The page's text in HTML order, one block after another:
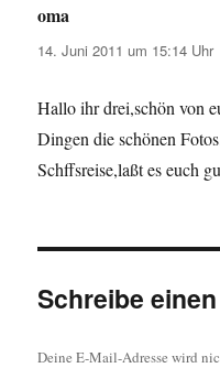
oma
14. Juni 2011 um 15:14 Uhr
Hallo ihr drei,schön von
Dingen die schönen
Schffsreise,laßt es euch
Schreibe
Deine E-Mail-Adresse wird